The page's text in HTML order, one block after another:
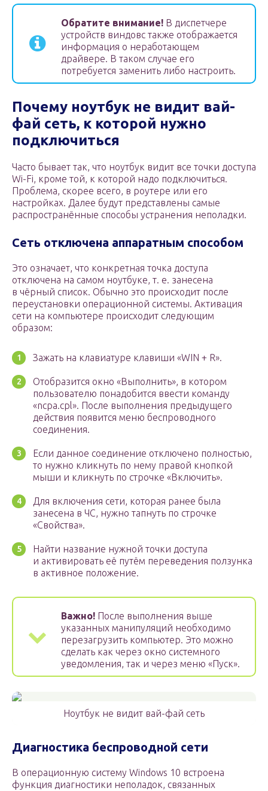
Обратите внимание! В диспетчере
устройств виндовс также отображается
информация о неработающем
драйвере. В таком случае его
потребуется заменить либо настроить.
Почему ноутбук не видит вай-
фай сеть, к которой нужно
подключиться
Часто бывает так, что ноутбук видит все точки доступа
Wi-Fi, кроме той, к которой надо подключиться.
Проблема, скорее всего, в роутере или его
настройках. Далее будут представлены самые
распространённые способы устранения неполадки.
Сеть отключена аппаратным способом
Это означает, что конкретная точка доступа
отключена на самом ноутбуке, т. е. занесена
в чёрный список. Обычно это происходит после
переустановки операционной системы. Активация
сети на компьютере происходит следующим
образом:
Зажать на клавиатуре клавиши «WIN + R».
Отобразится окно «Выполнить», в котором
пользователю понадобится ввести команду
«ncpa.cpl». После выполнения предыдущего
действия появится меню беспроводного
соединения.
Если данное соединение отключено полностью,
то нужно кликнуть по нему правой кнопкой
мыши и кликнуть по строчке «Включить».
Для включения сети, которая ранее была
занесена в ЧС, нужно тапнуть по строчке
«Свойства».
Найти название нужной точки доступа
и активировать её путём переведения ползунка
в активное положение.
Важно! После выполнения выше
указанных манипуляций необходимо
перезагрузить компьютер. Это можно
сделать как через окно системного
уведомления, так и через меню «Пуск».
Ноутбук не видит вай-фай сеть
Диагностика беспроводной сети
В операционную систему Windows 10 встроена
функция диагностики неполадок, связанных